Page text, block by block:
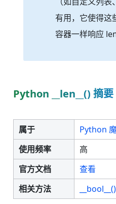
有用，它使得这
容器一样响应
Python __len__() 摘要
属于
Python
使用频率
高
官方文档
查看
相关方法
__bool__()